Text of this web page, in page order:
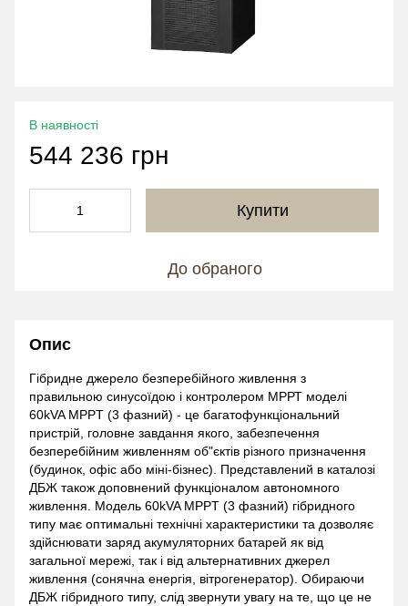
В наявності
544 236 грн
Купити
До обраного
Опис
Гібридне джерело безперебійного живлення з
правильною синусоїдою і контролером МРРТ моделі
60kVA MPPT (3 фазний) - це багатофункціональний
пристрій, головне завдання якого, забезпечення
безперебійним живленням об"єктів різного призначення
(будинок, офіс або міні-бізнес). Представлений в каталозі
ДБЖ також доповнений функціоналом автономного
живлення. Модель 60kVA MPPT (3 фазний) гібридного
типу має оптимальні технічні характеристики та дозволяє
здійснювати заряд акумуляторних батарей як від
загальної мережі, так і від альтернативних джерел
живлення (сонячна енергія, вітрогенератор). Обираючи
ДБЖ гібридного типу, слід звернути увагу на те, що це не